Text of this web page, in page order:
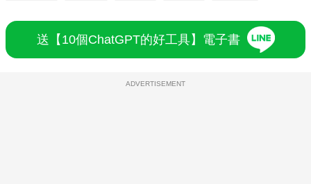
送【10個ChatGPT的好工具】電子書
ADVERTISEMENT